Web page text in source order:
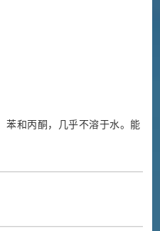
苯和丙酮，几乎不溶于水。能